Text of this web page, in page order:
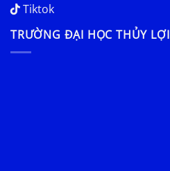
Tiktok
TRƯỜNG ĐẠI HỌC THỦY LỢI